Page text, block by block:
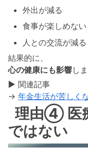
外出が減る
食事が楽しめない
人との交流が減る
結果的に、
心の健康にも影響し
▶ 関連記事
→ 年金生活が苦しく
理由④ 医
ではない